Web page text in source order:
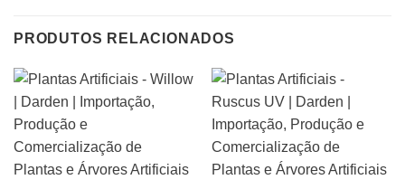
PRODUTOS RELACIONADOS